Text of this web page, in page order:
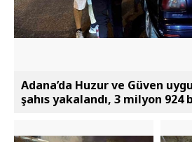
Adana’da Huzur ve Güven
şahıs yakalandı, 3 milyon 924